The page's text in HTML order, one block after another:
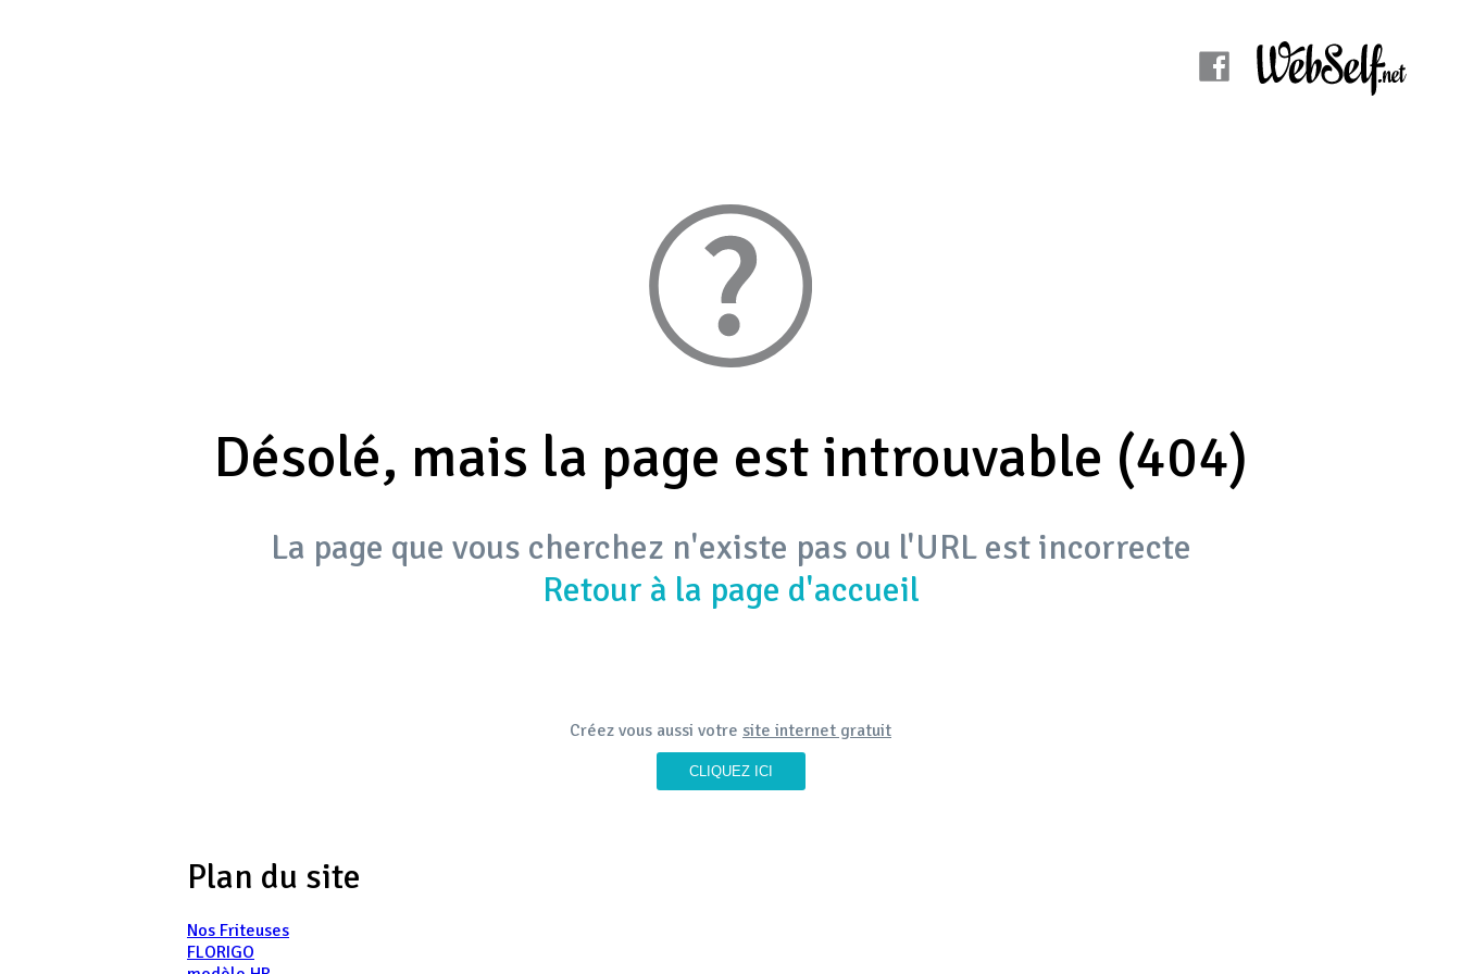
Désolé, mais la page est introuvable (404)
La page que vous cherchez n'existe pas ou l'URL est incorrecte
Retour à la page d'accueil
Créez vous aussi votre site internet gratuit
Plan du site
Nos Friteuses
FLORIGO